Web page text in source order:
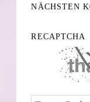
NÄCHSTEN
RECAPTCHA